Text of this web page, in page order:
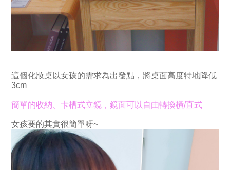
這個化妝桌以女孩的需求為出發點，將桌面高度特地降低
3cm
簡單的收納、卡槽式立鏡，鏡面可以自由轉換橫/直式
女孩要的其實很簡單呀~